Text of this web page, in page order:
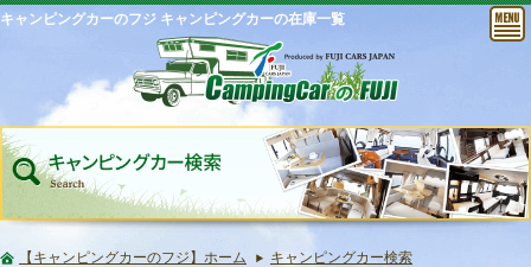
キャンピングカーのフジ キャンピングカーの在庫一覧
【キャンピングカーのフジ】ホーム キャンピングカー検索